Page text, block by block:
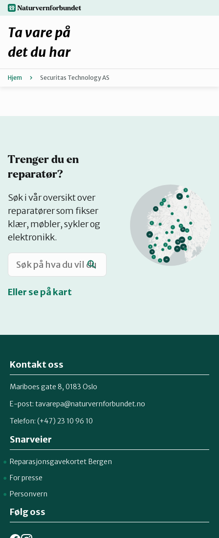
Hopp
til
hovedinnhold
Forbehold
Hvorfor reparere?
Katalog
Mitt navn
Retten til reparasjon
naturvernforbundet.no
Ta vare på
det du har
Hjem Securitas Technology AS
Trenger du en
reparatør?
Søk i vår oversikt over
reparatører som fikser
klær, møbler, sykler og
elektronikk.
Eller se på kart
på
kart
Kontakt oss
Mariboes gate 8, 0183 Oslo
E-post: tavarepa@naturvernforbundet.no
Telefon: (+47) 23 10 96 10
Snarveier
Reparasjonsgavekortet Bergen
For presse
Personvern
Følg oss